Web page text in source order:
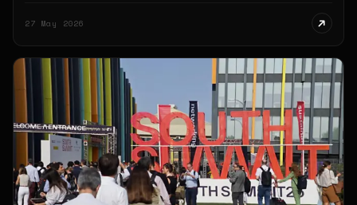
del Bicentenario, en el marco de una agenda orientada a
tecnológicos […]
27 May 2026